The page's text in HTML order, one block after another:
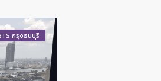
กรุงธนบุรี